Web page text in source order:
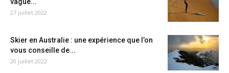
27 juillet 2022
Skier en Australie : une expérience que l’on
vous conseille de...
20 juillet 2022